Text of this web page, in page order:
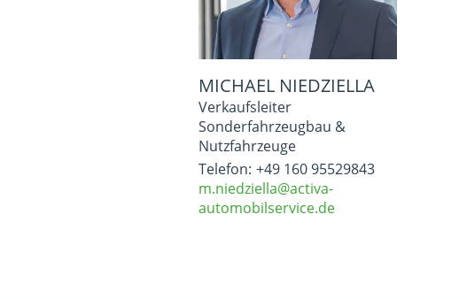
MICHAEL NIEDZIELLA
Verkaufsleiter
Sonderfahrzeugbau &
Nutzfahrzeuge
Telefon: +49 160 95529843
m.niedziella@activa-
automobilservice.de